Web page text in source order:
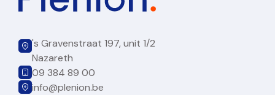
's Gravenstraat 197, unit 1/2
Nazareth
09 384 89 00
info@plenion.be